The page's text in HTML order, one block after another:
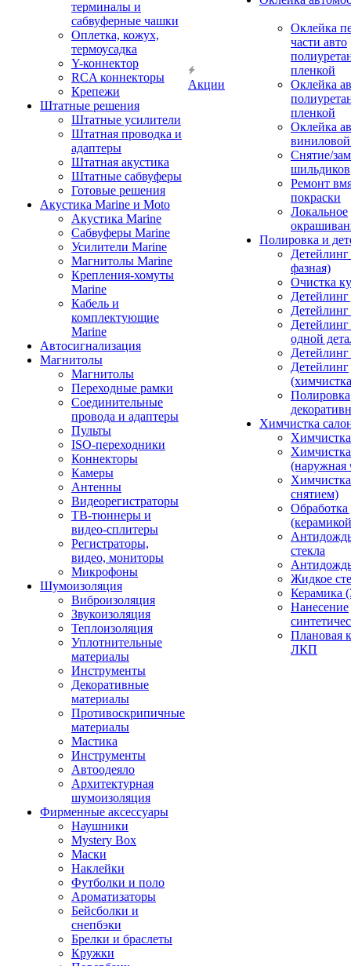
терминалы и
сабвуферные чашки
Оплетка, кожух,
термоусадка
Y-коннектор
RCA коннекторы
Крепежи
Штатные решения
Штатные усилители
Штатная проводка и
адаптеры
Штатная акустика
Штатные сабвуферы
Готовые решения
Акустика Marine и Moto
Акустика Marine
Сабвуферы Marine
Усилители Marine
Магнитолы Marine
Крепления-хомуты
Marine
Кабель и
комплектующие
Marine
Автосигнализация
Магнитолы
Магнитолы
Переходные рамки
Соединительные
провода и адаптеры
Пульты
ISO-переходники
Коннекторы
Камеры
Антенны
Видеорегистраторы
ТВ-тюннеры и
видео-сплитеры
Регистраторы,
видео, мониторы
Микрофоны
Шумоизоляция
Виброизоляция
Звукоизоляция
Теплоизоляция
Уплотнительные
материалы
Инструменты
Декоративные
материалы
Противоскрипичные
материалы
Мастика
Инструменты
Автоодеяло
Архитектурная
шумоизоляция
Фирменные аксессуары
Наушники
Mystery Box
Маски
Наклейки
Футболки и поло
Ароматизаторы
Бейсболки и
снепбэки
Брелки и браслеты
Кружки
Акции
Оклейка
части авто
пленкой
Оклейка
пленкой
Оклейка
Снятие/
шильдиков
Ремонт
покраски
Локальное
Полировка и
фазная)
Очистка
Детейлинг
одной
Детейлинг
Полировка
Химчистка
(наружная
снятием)
Обработка
стекла
Жидкое
Керамика
Нанесение
Плановая
ЛКП